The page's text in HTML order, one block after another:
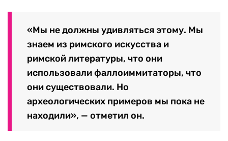
«Мы не должны удивляться этому. Мы
знаем из римского искусства и
римской литературы, что они
использовали фаллоиммитаторы, что
они существовали. Но
археологических примеров мы пока не
находили», — отметил он.